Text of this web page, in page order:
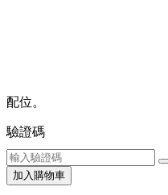
配位。
驗證碼
加入購物車